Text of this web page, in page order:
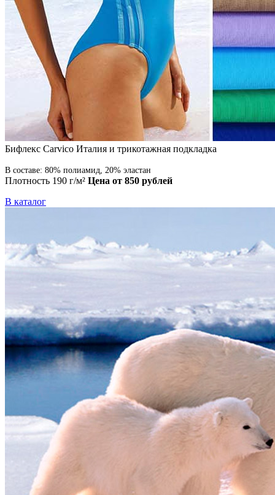
Бифлекс Carvico Италия и трикотажная подкладка
В составе: 80% полиамид, 20% эластан
Плотность 190 г/м² Цена от 850 рублей
В каталог